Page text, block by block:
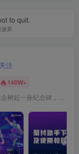
to quit.
弃
关注
140W+
死亡无人能免，但非凡的成就会树起一座纪念碑，它将一直立到太阳冷却之时